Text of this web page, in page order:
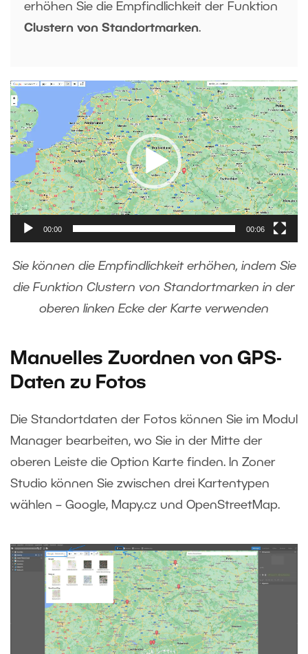
erhöhen Sie die Empfindlichkeit der Funktion
Clustern von Standortmarken.
Video-
Player
00:00 00:06
Sie können die Empfindlichkeit erhöhen, indem Sie
die Funktion Clustern von Standortmarken in der
oberen linken Ecke der Karte verwenden
Manuelles Zuordnen von GPS-
Daten zu Fotos
Die Standortdaten der Fotos können Sie im Modul
Manager bearbeiten, wo Sie in der Mitte der
oberen Leiste die Option Karte finden. In Zoner
Studio können Sie zwischen drei Kartentypen
wählen – Google, Mapy.cz und OpenStreetMap.